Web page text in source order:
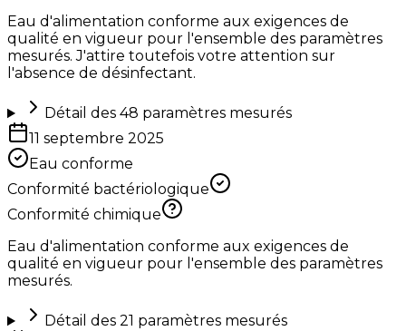
Eau d'alimentation conforme aux exigences de
qualité en vigueur pour l'ensemble des paramètres
mesurés. J'attire toutefois votre attention sur
l'absence de désinfectant.
Détail des 48 paramètres mesurés
11 septembre 2025
Eau conforme
Conformité bactériologique
Conformité chimique
Eau d'alimentation conforme aux exigences de
qualité en vigueur pour l'ensemble des paramètres
mesurés.
Détail des 21 paramètres mesurés